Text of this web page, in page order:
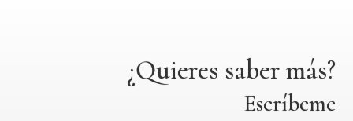
¿Quieres saber más?
Escríbeme